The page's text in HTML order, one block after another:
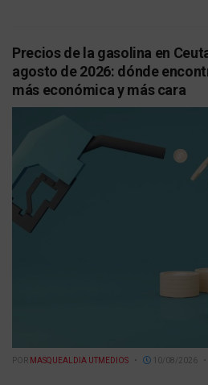
Precios de la gasolina en
agosto de 2026: dónde
más económica y más cara
POR MASQUEALDIA UTMEDIOS 10/08/2026